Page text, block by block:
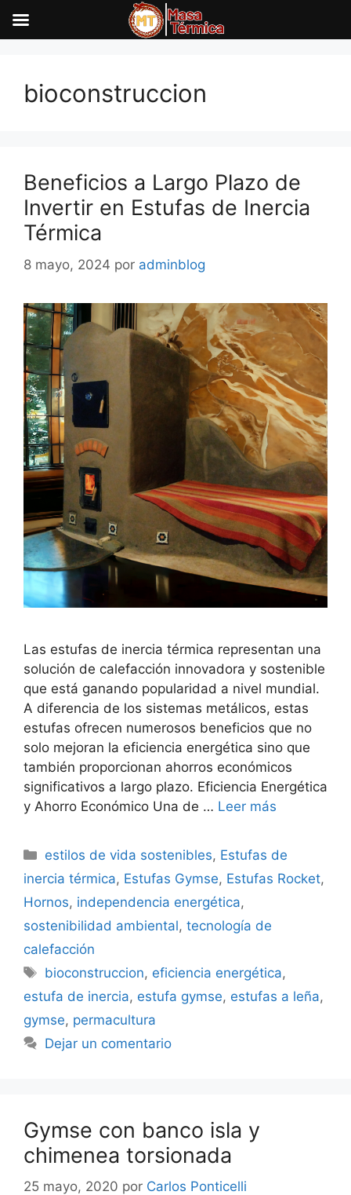
contenido
bioconstruccion
Beneficios a Largo Plazo de
Invertir en Estufas de Inercia
Térmica
8 mayo, 2024 por adminblog
Las estufas de inercia térmica representan una
solución de calefacción innovadora y sostenible
que está ganando popularidad a nivel mundial.
A diferencia de los sistemas metálicos, estas
estufas ofrecen numerosos beneficios que no
solo mejoran la eficiencia energética sino que
también proporcionan ahorros económicos
significativos a largo plazo. Eficiencia Energética
y Ahorro Económico Una de … Leer más
Categorías
estilos de vida sostenibles, Estufas de
inercia térmica, Estufas Gymse, Estufas Rocket,
Hornos, independencia energética,
sostenibilidad ambiental, tecnología de
calefacción
Etiquetas
bioconstruccion, eficiencia energética,
estufa de inercia, estufa gymse, estufas a leña,
gymse, permacultura
Dejar un comentario
Gymse con banco isla y
chimenea torsionada
25 mayo, 2020 por Carlos Ponticelli